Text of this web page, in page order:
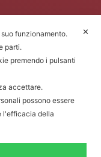
dal POS FESR
Srl – Via
✕
funzionamento.
parti.
premendo i pulsanti
accettare.
possono essere
l'efficacia della